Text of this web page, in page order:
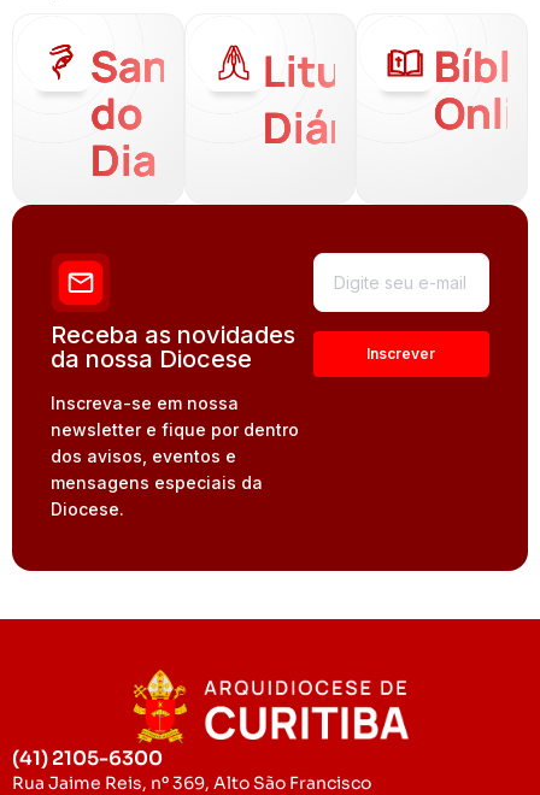
Santo
do
Dia
Liturgia
Diária
Receba as novidades
da nossa Diocese
Inscreva-se em nossa
newsletter e fique por dentro
dos avisos, eventos e
mensagens especiais da
Diocese.
(41) 2105-6300
Rua Jaime Reis, nº 369, Alto São Francisco